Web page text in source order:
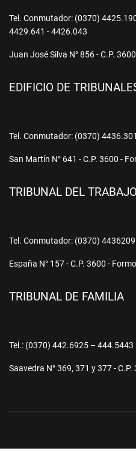
Tel. Conmutador: (0370)
4429.641 - 4426.043
Juan José Silva N° 856 - C.P.
EDIFICIO DE
Tel. Conmutador: (0370)
San Martín N° 641 - C.P. 3600 -
TRIBUNAL DEL TRABAJO
Tel. Conmutador: (0370) 4436209
España N° 157 - C.P. 3600 -
TRIBUNAL DE FAMILIA
Tel.: (0370) 442.6925 –
Saavedra N° 369, 371 y 377 -